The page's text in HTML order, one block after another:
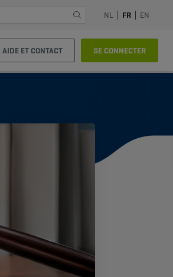
NL FR EN
AIDE ET CONTACT SE CONNECTER